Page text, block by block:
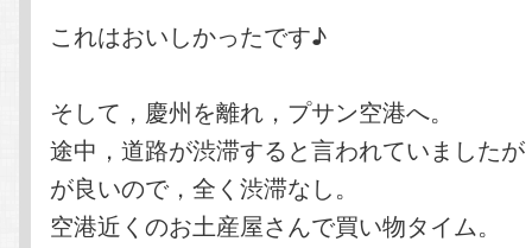
これはおいしかったです♪
そして，慶州を離れ，プサン空港へ。
途中，道路が渋滞すると言われていました
が良いので，全く渋滞なし。
空港近くのお土産屋さんで買い物タイム。